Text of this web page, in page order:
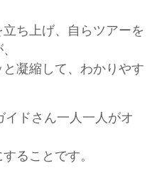
ち上げ、自らツアーを
凝縮して、わかりやす
ドさん一人一人がオ
ることです。